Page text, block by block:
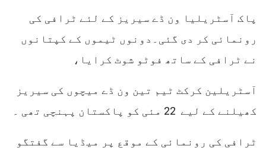
پاک آسٹریلیا ون ڈے سیریز کے لئے ٹرافی کی
رونمائی کر دی گئی۔دونوں ٹیموں کے کپتانوں
نے ٹرافی کے ساتھ فوٹو شوٹ کرایا،
آسٹریلین کرکٹ ٹیم تین ون ڈے میچوں کی سیریز
کھیلنے کے لیے 22 مئی کو پاکستان پہنچی تھی ۔
ٹرافی کی رونمائی کے موقع پر میڈیا سے گفتگو